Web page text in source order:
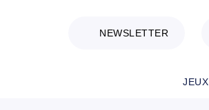
NEWSLETTER
JEUX